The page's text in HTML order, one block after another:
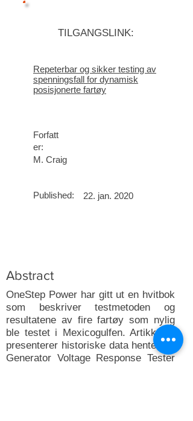
TILGANGSLINK:
Repeterbar og sikker testing av
spenningsfall for dynamisk
posisjonerte fartøy
Forfatt
er:
M. Craig
Published: 22. jan. 2020
Abstract
OneStep Power har gitt ut en hvitbok
som beskriver testmetoden og
resultatene av fire fartøy som nylig
ble testet i Mexicogulfen. Artikkelen
presenterer historiske data hentet fra
Generator Voltage Response Tester